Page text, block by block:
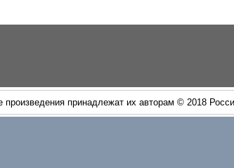
произведения принадлежат их авторам © 2018